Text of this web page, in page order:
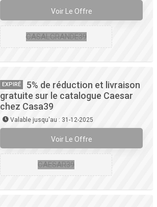
Voir Le Offre
CASALGRANDE39
EXPIRÉ
5% de réduction et livraison
gratuite sur le catalogue Caesar
chez Casa39
Valable jusqu'au : 31-12-2025
Voir Le Offre
CAESAR39